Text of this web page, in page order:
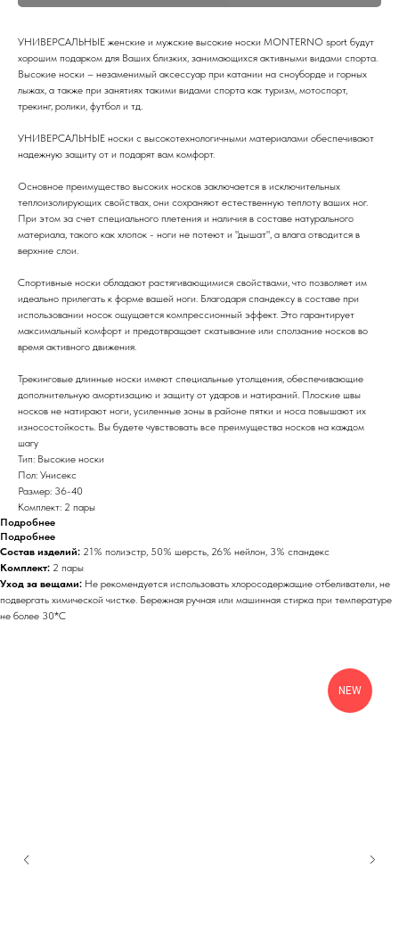
УНИВЕРСАЛЬНЫЕ женские и мужские высокие носки MONTERNO sport будут
хорошим подарком для Ваших близких, занимающихся активными видами спорта.
Высокие носки – незаменимый аксессуар при катании на сноуборде и горных
лыжах, а также при занятиях такими видами спорта как туризм, мотоспорт,
трекинг, ролики, футбол и тд.
УНИВЕРСАЛЬНЫЕ носки с высокотехнологичными материалами обеспечивают
надежную защиту от и подарят вам комфорт.
Основное преимущество высоких носков заключается в исключительных
теплоизолирующих свойствах, они сохраняют естественную теплоту ваших ног.
При этом за счет специального плетения и наличия в составе натурального
материала, такого как хлопок - ноги не потеют и "дышат", а влага отводится в
верхние слои.
Спортивные носки обладают растягивающимися свойствами, что позволяет им
идеально прилегать к форме вашей ноги. Благодаря спандексу в составе при
использовании носок ощущается компрессионный эффект. Это гарантирует
максимальный комфорт и предотвращает скатывание или сползание носков во
время активного движения.
Трекинговые длинные носки имеют специальные утолщения, обеспечивающие
дополнительную амортизацию и защиту от ударов и натираний. Плоские швы
носков не натирают ноги, усиленные зоны в районе пятки и носа повышают их
износостойкость. Вы будете чувствовать все преимущества носков на каждом
шагу
Тип: Высокие носки
Пол: Унисекс
Размер: 36-40
Комплект: 2 пары
Подробнее
Подробнее
Состав изделий: 21% полиэстр, 50% шерсть, 26% нейлон, 3% спандекс
Комплект: 2 пары
Уход за вещами: Не рекомендуется использовать хлоросодержащие отбеливатели, не
подвергать химической чистке. Бережная ручная или машинная стирка при температуре
не более 30*С
NEW